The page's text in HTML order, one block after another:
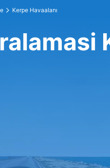
Kerpe Havaalanı